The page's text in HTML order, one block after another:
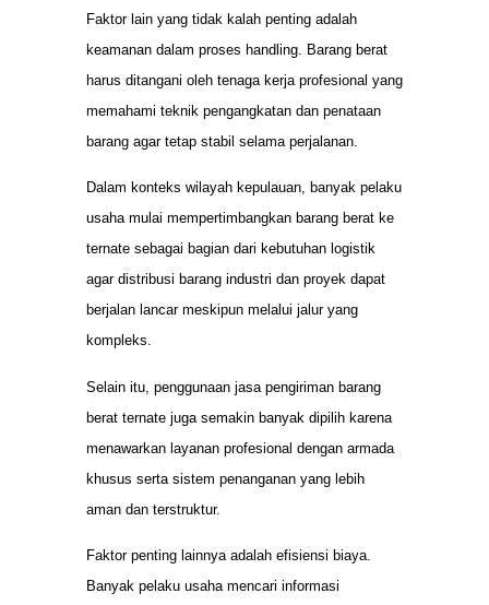
Faktor lain yang tidak kalah penting adalah
keamanan dalam proses handling. Barang berat
harus ditangani oleh tenaga kerja profesional yang
memahami teknik pengangkatan dan penataan
barang agar tetap stabil selama perjalanan.
Dalam konteks wilayah kepulauan, banyak pelaku
usaha mulai mempertimbangkan barang berat ke
ternate sebagai bagian dari kebutuhan logistik
agar distribusi barang industri dan proyek dapat
berjalan lancar meskipun melalui jalur yang
kompleks.
Selain itu, penggunaan jasa pengiriman barang
berat ternate juga semakin banyak dipilih karena
menawarkan layanan profesional dengan armada
khusus serta sistem penanganan yang lebih
aman dan terstruktur.
Faktor penting lainnya adalah efisiensi biaya.
Banyak pelaku usaha mencari informasi